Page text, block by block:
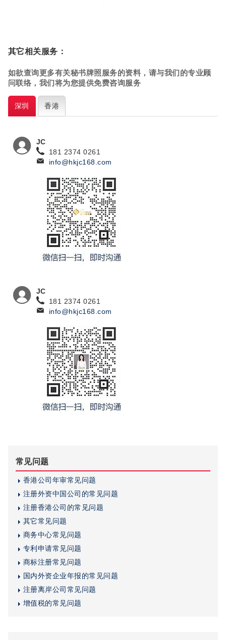
其它相关服务：
如欲查询更多有关秘书牌照服务的资料，请与我们的专业顾
问联络，我们将为您提供免费咨询服务
深圳 香港
JC
181 2374 0261
info@hkjc168.com
JC
181 2374 0261
info@hkjc168.com
常见问题
香港公司年审常见问题
注册外资中国公司的常见问题
注册香港公司的常见问题
其它常见问题
商务中心常见问题
专利申请常见问题
商标注册常见问题
国内外资企业年报的常见问题
注册离岸公司常见问题
增值税的常见问题